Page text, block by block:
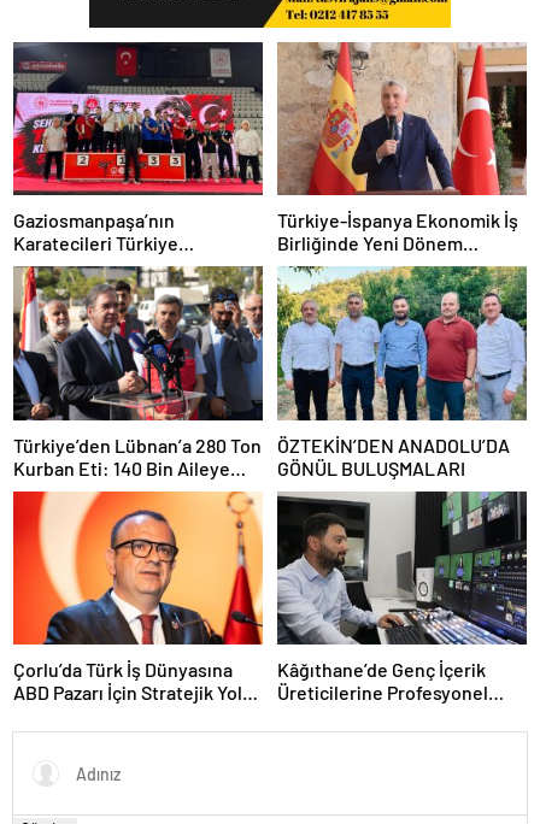
Gaziosmanpaşa’nın
Karatecileri Türkiye
Şampiyonası’nda Kürsüyü
Bırakmadı
Türkiye-İspanya Ekonomik İş
Birliğinde Yeni Dönem
Vurgusu
Türkiye’den Lübnan’a 280 Ton
Kurban Eti: 140 Bin Aileye
Ulaştırılacak
ÖZTEKİN’DEN ANADOLU’DA
GÖNÜL BULUŞMALARI
Çorlu’da Türk İş Dünyasına
ABD Pazarı İçin Stratejik Yol
Kâğıthane’de Genç İçerik
Üreticilerine Profesyonel